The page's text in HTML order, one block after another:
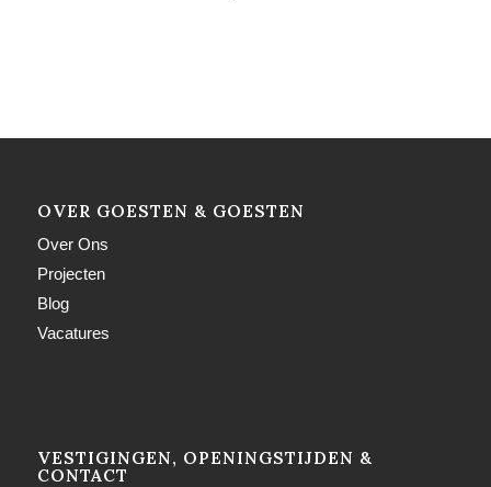
OVER GOESTEN & GOESTEN
Over Ons
Projecten
Blog
Vacatures
VESTIGINGEN, OPENINGSTIJDEN &
CONTACT